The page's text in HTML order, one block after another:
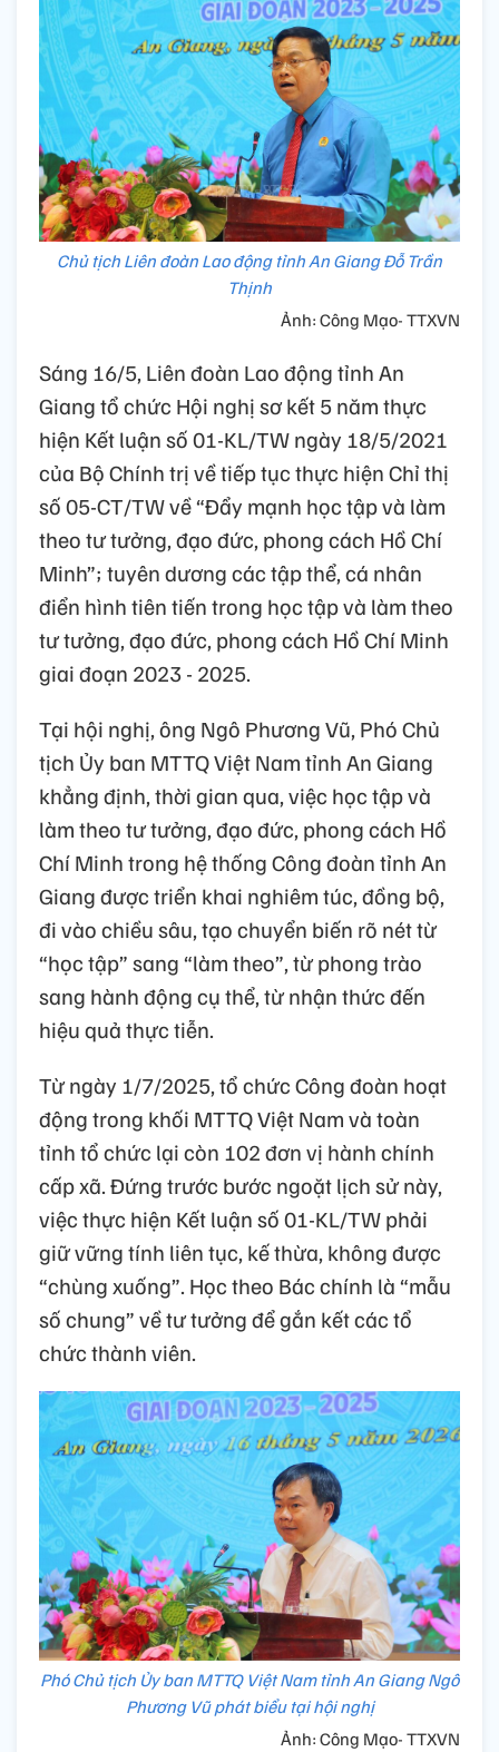
Chủ tịch Liên đoàn Lao động tỉnh An Giang Đỗ Trần
Thịnh
Ảnh: Công Mạo- TTXVN
Sáng 16/5, Liên đoàn Lao động tỉnh An
Giang tổ chức Hội nghị sơ kết 5 năm thực
hiện Kết luận số 01-KL/TW ngày 18/5/2021
của Bộ Chính trị về tiếp tục thực hiện Chỉ thị
số 05-CT/TW về “Đẩy mạnh học tập và làm
theo tư tưởng, đạo đức, phong cách Hồ Chí
Minh”; tuyên dương các tập thể, cá nhân
điển hình tiên tiến trong học tập và làm theo
tư tưởng, đạo đức, phong cách Hồ Chí Minh
giai đoạn 2023 - 2025.
Tại hội nghị, ông Ngô Phương Vũ, Phó Chủ
tịch Ủy ban MTTQ Việt Nam tỉnh An Giang
khẳng định, thời gian qua, việc học tập và
làm theo tư tưởng, đạo đức, phong cách Hồ
Chí Minh trong hệ thống Công đoàn tỉnh An
Giang được triển khai nghiêm túc, đồng bộ,
đi vào chiều sâu, tạo chuyển biến rõ nét từ
“học tập” sang “làm theo”, từ phong trào
sang hành động cụ thể, từ nhận thức đến
hiệu quả thực tiễn.
Từ ngày 1/7/2025, tổ chức Công đoàn hoạt
động trong khối MTTQ Việt Nam và toàn
tỉnh tổ chức lại còn 102 đơn vị hành chính
cấp xã. Đứng trước bước ngoặt lịch sử này,
việc thực hiện Kết luận số 01-KL/TW phải
giữ vững tính liên tục, kế thừa, không được
“chùng xuống”. Học theo Bác chính là “mẫu
số chung” về tư tưởng để gắn kết các tổ
chức thành viên.
Phó Chủ tịch Ủy ban MTTQ Việt Nam tỉnh An Giang Ngô
Phương Vũ phát biểu tại hội nghị
Ảnh: Công Mạo- TTXVN